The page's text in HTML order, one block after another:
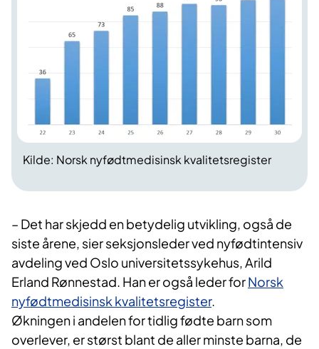
Kilde: Norsk nyfødtmedisinsk kvalitetsregister
– Det har skjedd en betydelig utvikling, også de
siste årene, sier seksjonsleder ved nyfødtintensiv
avdeling ved Oslo universitetssykehus, Arild
Erland Rønnestad. Han er også leder forNorsk
nyfødtmedisinsk kvalitetsregister.
Økningen i andelen for tidlig fødte barn som
overlever, er størst blant de aller minste barna, de